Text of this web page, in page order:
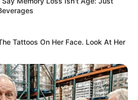
Tattoos On Her Face. Look At Her